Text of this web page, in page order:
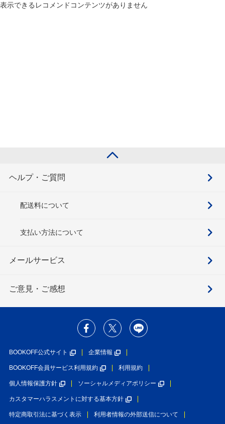
表示できるレコメンドコンテンツがありません
ヘルプ・ご質問
配送料について
支払い方法について
メールサービス
ご意見・ご感想
BOOKOFF公式サイト 企業情報
BOOKOFF会員サービス利用規約 利用規約
個人情報保護方針 ソーシャルメディアポリシー
カスタマーハラスメントに対する基本方針
特定商取引法に基づく表示 利用者情報の外部送信について